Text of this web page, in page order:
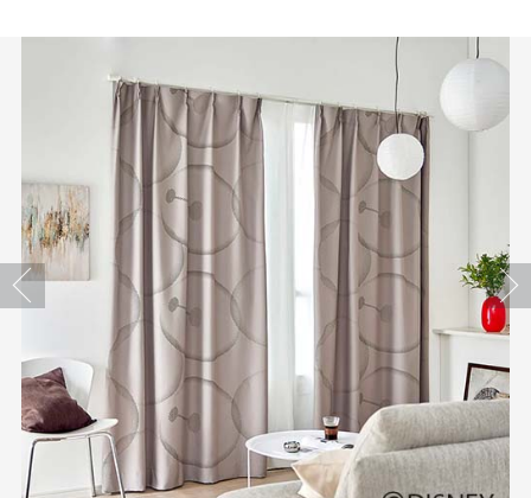
お問い合わせ
お気に入りリスト
お見積り来店予約はこちら
法人のお客様へ
Previous Next